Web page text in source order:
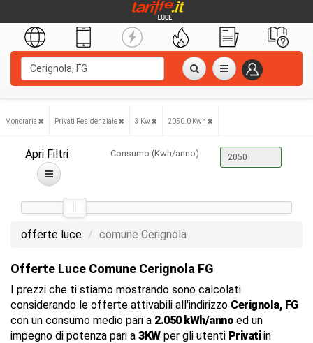
Monoraria Privati Residenziale 3 Kw 2050.0 Kwh
Apri Filtri Consumo (Kwh/anno)
offerte luce comune Cerignola
Offerte Luce Comune Cerignola FG
I prezzi che ti stiamo mostrando sono calcolati
considerando le offerte attivabili all'indirizzo Cerignola, FG
con un consumo medio pari a 2.050 kWh/anno ed un
impegno di potenza pari a 3KWper gli utenti Privatiin